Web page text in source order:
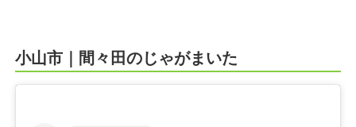
小山市｜間々田のじゃがまいた